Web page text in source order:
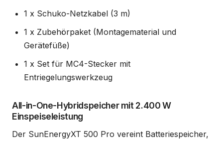
1 x Schuko-Netzkabel (3 m)
1 x Zubehörpaket (Montagematerial und
Gerätefüße)
1 x Set für MC4-Stecker mit
Entriegelungswerkzeug
All-in-One-Hybridspeicher mit 2.400 W
Einspeiseleistung
Der SunEnergyXT 500 Pro vereint Batteriespeicher,